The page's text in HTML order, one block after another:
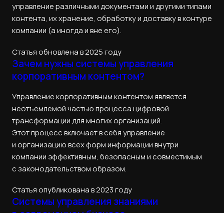
управление различными документами и другими типами
контента, их хранение, обработку и доставку в контуре
компании (а иногда и вне его).
Статья обновлена в 2025 году
Зачем нужны системы управления
корпоративным контентом?
Управление корпоративным контентом является
неотъемлемой частью процесса цифровой
трансформации для многих организаций.
Этот процесс включает в себя управление
и организацию всех форм информации внутри
компании эффективным, безопасным и совместимым
с законодательством образом.
Статья опубликована в 2023 году
Системы управления знаниями